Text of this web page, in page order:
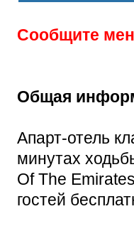
Сообщите
Общая
Апарт-отель
минутах
Of The
гостей